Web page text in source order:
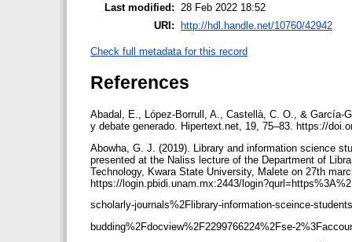
Last modified:
28 Feb 2022 18:52
URI:
http://hdl.handle.net/10760/42942
Check full metadata for this record
References
Abadal, E., López-Borrull, A., Castellà, C. O., & García-
y debate generado. Hipertext.net, 19, 75–83. https://
Abowha, G. J. (2019). Library and information science
presented at the Naliss lecture of the Department of
Technology, Kwara State University, Malete on 27th
https://login.pbidi.unam.mx:2443/
scholarly-journals%2Flibrary-information-sceince-
budding%2Fdocview%2F2299766224%2Fse-